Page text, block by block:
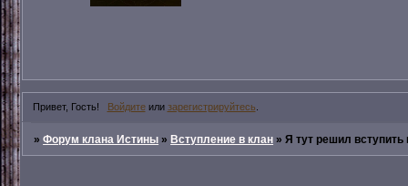
Привет, Гость! Войдитеили зарегистрируйтесь
»Форум клана Истины »Вступление в клан »Я тут решил вступить